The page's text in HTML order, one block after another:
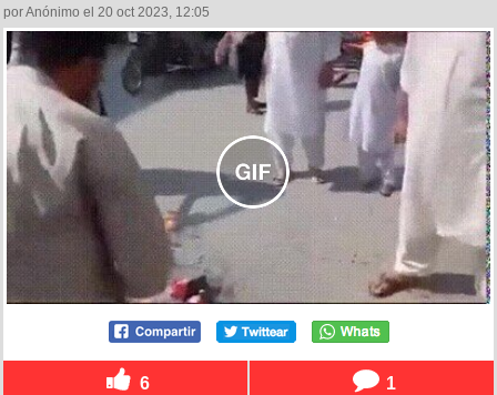
por Anónimo el 20 oct 2023, 12:05
6 1